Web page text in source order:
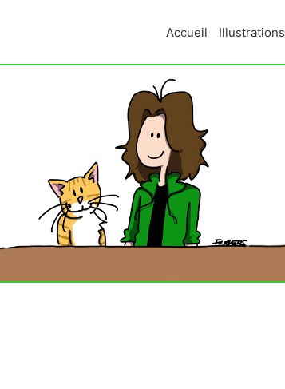
Accueil Illustrations